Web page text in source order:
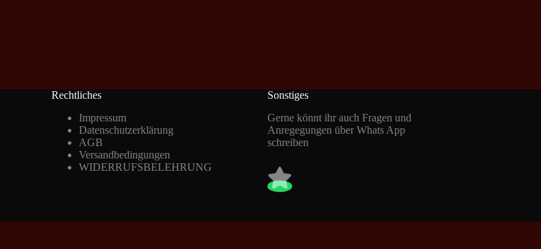
Rechtliches
Impressum
Datenschutzerklärung
AGB
Versandbedingungen
WIDERRUFSBELEHRUNG
Sonstiges
Gerne könnt ihr auch Fragen und
Anregegungen über Whats App
schreiben